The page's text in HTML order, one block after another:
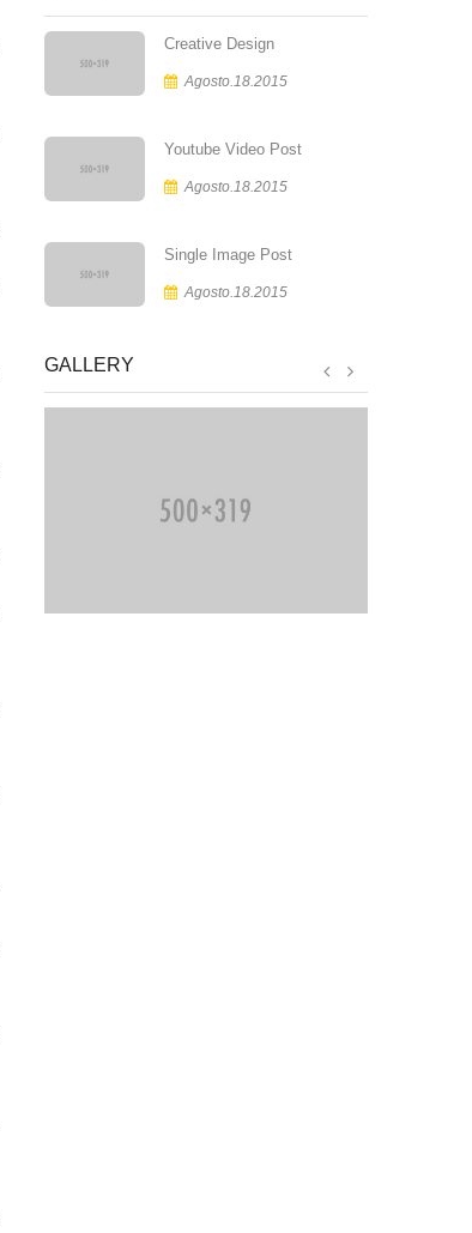
Creative Design
Agosto.18.2015
Youtube Video Post
Agosto.18.2015
Single Image Post
Agosto.18.2015
GALLERY